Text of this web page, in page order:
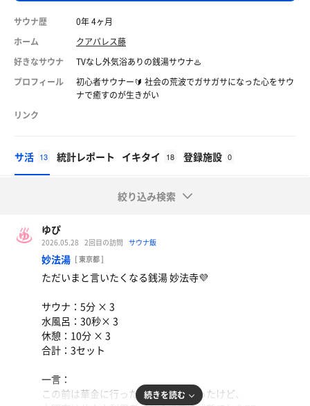
サウナ歴
0年 4ヶ月
ホーム
クアパレス藤
好きなサウナ
TVなし外気浴ありの銭湯サウナ♨️
プロフィール
初心者サウナー🔰 社会の荒波でガサガサになった心をサウ
ナで癒すのが生きがい
リンク
サ活 13 統計レポート イキタイ 18 登録施設 0
絞り込み検索
ゆぴ
2026.05.28 2回目の訪問 サウナ飯
妙法湯 [ 東京都 ]
ただいまと言いたくなる銭湯 妙法寺💜
サウナ：5分 × 3
水風呂：30秒× 3
休憩：10分 × 3
合計：3セット
一言：
この前は華金に行ったらほぼ満員だったけど、
続きを読む